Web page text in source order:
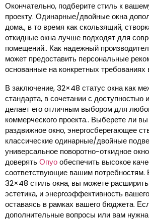
Окончательно, подберите стиль к
проекту. Одинарные/двойные окна
дома., в то время как скользящий,
откидные окна лучше подходят для
помещений.. Как надежный
может предоставить персональные
основанные на конкретных требованиях
В заключение, 32×48 статус окна как
стандарта, в сочетании с доступностью
делает его отличным выбором для
коммерческого проекта.. Выберете ли
раздвижное окно, энергосберегающее
классические одинарные/двойные
универсальное поворотно-откидное
доверятьОпуообеспечить высокое
соответствующие вашим
32×48 стиль окна, вы можете
эстетика, и энергоэффективность
оставаясь в рамках вашего бюджета.
дополнительные вопросы или вам